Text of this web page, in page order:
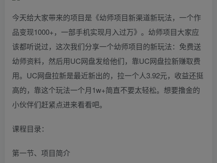
今天给大家带来的项目是《幼师项目新渠道新玩法，一个作
品变现1000+，一部手机实现月入过万》。幼师项目大家应
该都听说过，这次我们分享一个幼师项目的新玩法：免费送
幼师资料，然后用UC网盘发给他们，靠UC网盘拉新赚取费
用。UC网盘拉新是最近新出的，拉一个人3.92元，收益还挺
高的，靠这个玩法一个月1w+简直不要太轻松。想要撸金的
小伙伴们赶紧点进来看看吧。
课程目录：
第一节、项目简介